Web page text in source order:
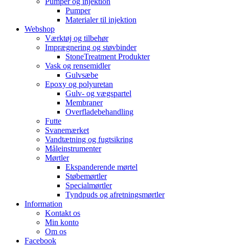
Pumper
Materialer til injektion
Webshop
Værktøj og tilbehør
Imprægnering og støvbinder
StoneTreatment Produkter
Vask og rensemidler
Gulvsæbe
Epoxy og polyuretan
Gulv- og vægspartel
Membraner
Overfladebehandling
Futte
Svanemærket
Vandtætning og fugtsikring
Måleinstrumenter
Mørtler
Ekspanderende mørtel
Støbemørtler
Specialmørtler
Tyndpuds og afretningsmørtler
Information
Kontakt os
Min konto
Om os
Facebook